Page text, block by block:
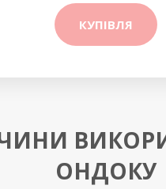
КУПІВЛЯ
ОНДОКУ